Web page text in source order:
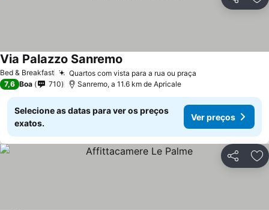
Partilhar
Bed & Breakfast Quartos com vista para a rua ou praça
Via Palazzo Sanremo
7,6 Boa 710 Sanremo, a 11.6 km de Apricale
Selecione as datas para ver os preços
exatos.
Ver preços
Partilhar